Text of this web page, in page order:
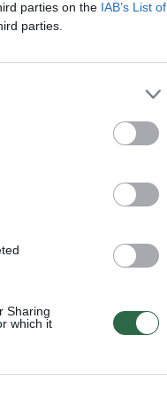
parties on the IAB’s List of
parties.
Sharing
which it
15 ir
O
ir